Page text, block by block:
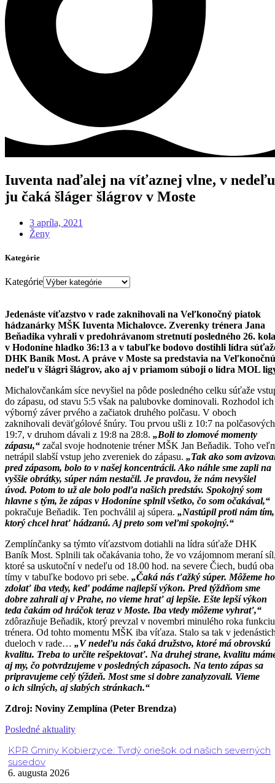
Iuventa naďalej na víťaznej vlne, v nedeľu
ju čaká šláger šlágrov v Moste
3 apríla, 2021
Ženy
Kategórie
Kategórie
Jedenáste víťazstvo v rade zaknihovali na Veľkonočný piatok
hádzanárky MŠK Iuventa Michalovce. Zverenky trénera Jana
Beňadika vyhrali v predohrávanom stretnutí posledného 26. kola
v Hodoníne hladko 36:13 a v tabuľke bodovo dostihli lídra
DHK Baník Most. A práve v Moste sa predstavia na Veľkonočnú
nedeľu v šlágri šlágrov, ako aj v priamom súboji o lídra MOL
Michalovčankám síce nevyšiel na pôde posledného celku súťaže
do zápasu, od stavu 5:5 však na palubovke dominovali. Rozhodol ich
výborný záver prvého a začiatok druhého polčasu. V oboch
zaknihovali deväťgólové šnúry. Tou prvou ušli z 10:7 na polčasových
19:7, v druhom dávali z 19:8 na 28:8. „Boli to zlomové momenty
zápasu,“ začal svoje hodnotenie tréner MŠK Jan Beňadik. Toho
netrápil slabší vstup jeho zvereniek do zápasu. „Tak ako som
pred zápasom, bolo to v našej koncentrácii. Ako náhle sme zapli na
vyššie obrátky, súper nám nestačil. Je pravdou, že nám nevyšiel
úvod. Potom to už ale bolo podľa našich predstáv. Spokojný som
hlavne s tým, že zápas v Hodoníne splnil všetko, čo som očakával,“
pokračuje Beňadik. Ten pochválil aj súpera. „Nastúpil proti nám tím,
ktorý chcel hrať hádzanú. Aj preto som veľmi spokojný.“
Zemplínčanky sa týmto víťazstvom dotiahli na lídra súťaže DHK
Baník Most. Splnili tak očakávania toho, že vo vzájomnom meraní
ktoré sa uskutoční v nedeľu od 18.00 hod. na severe Čiech, budú oba
tímy v tabuľke bodovo pri sebe. „Čaká nás ťažký súper. Môžeme ho
zdolať iba vtedy, keď podáme najlepší výkon. Pred týždňom sme
dobre zahrali aj v Prahe, no vieme hrať aj lepšie. Ešte lepší výkon
teda čakám od hráčok teraz v Moste. Iba vtedy môžeme vyhrať,“
zdôrazňuje Beňadik, ktorý prevzal v novembri minulého roka funkciu
trénera. Od tohto momentu MŠK iba víťaza. Stalo sa tak v
dueloch v rade… „V nedeľu nás čaká družstvo, ktoré má obrovskú
kvalitu. Treba to určite rešpektovať. Na druhej strane, kvalitu
aj my, čo potvrdzujeme v posledných zápasoch. Na tento zápas sa
pripravujeme celý týždeň. Most sme si dobre zanalyzovali. Vieme
o ich silných, aj slabých stránkach.“
Zdroj: Noviny Zemplína (Peter Brendza)
Posledné aktuality
KPR Gminy Kobierzyce: Tvrdý oriešok od našich severných
susedov
6. augusta 2026